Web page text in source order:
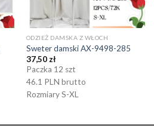
ODZIEŻ DAMSKA Z WŁOCH
Sweter damski AX-9498-285
37,50 zł
Paczka 12 szt
46.1 PLN brutto
Rozmiary S-XL